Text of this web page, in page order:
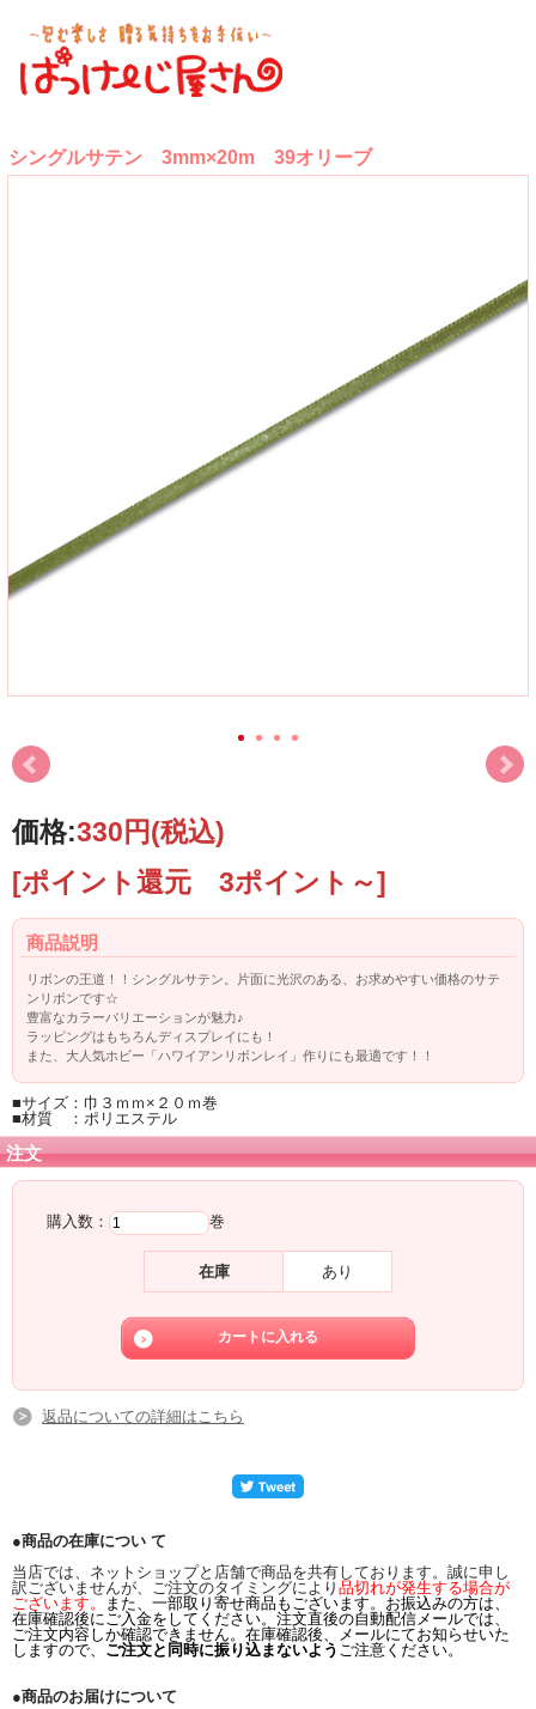
シングルサテン 3mm×20m 39オリーブ
価格:330円(税込)
[ポイント還元 3ポイント～]
商品説明
リボンの王道！！シングルサテン。片面に光沢のある、お求めやすい価格のサテ
ンリボンです☆
豊富なカラーバリエーションが魅力♪
ラッピングはもちろんディスプレイにも！
また、大人気ホビー「ハワイアンリボンレイ」作りにも最適です！！
■サイズ：巾３ｍｍ×２０ｍ巻
■材質 ：ポリエステル
注文
購入数： 巻
在庫 あり
返品についての詳細はこちら
●商品の在庫につい て
当店では、ネットショップと店舗で商品を共有しております。誠に申し
訳ございませんが、ご注文のタイミングにより 品切れが発生する場合が
ございます。
また、一部取り寄せ商品もございます。お振込みの方は、
在庫確認後にご入金をしてください。注文直後の自動配信メールでは、
ご注文内容しか確認できません。在庫確認後、メールにてお知らせいた
しますので、 ご注文と同時に振り込まないよう ご注意ください。
●商品のお届けについて